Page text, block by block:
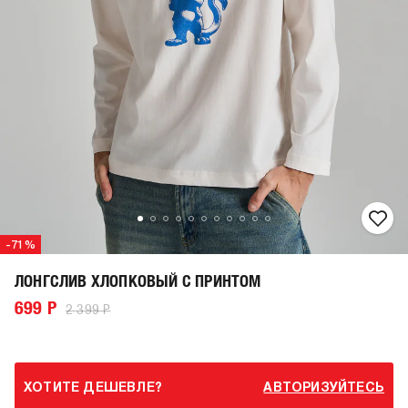
-71%
ЛОНГСЛИВ ХЛОПКОВЫЙ С ПРИНТОМ
699 Р 2 399 Р
ХОТИТЕ ДЕШЕВЛЕ? АВТОРИЗУЙТЕСЬ